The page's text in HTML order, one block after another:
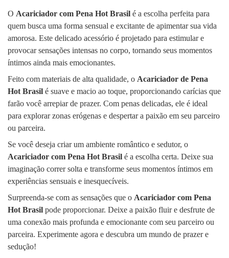
O Acariciador com Pena Hot Brasil é a escolha perfeita para
quem busca uma forma sensual e excitante de apimentar sua vida
amorosa. Este delicado acessório é projetado para estimular e
provocar sensações intensas no corpo, tornando seus momentos
íntimos ainda mais emocionantes.
Feito com materiais de alta qualidade, o Acariciador de Pena
Hot Brasil é suave e macio ao toque, proporcionando carícias que
farão você arrepiar de prazer. Com penas delicadas, ele é ideal
para explorar zonas erógenas e despertar a paixão em seu parceiro
ou parceira.
Se você deseja criar um ambiente romântico e sedutor, o
Acariciador com Pena Hot Brasil é a escolha certa. Deixe sua
imaginação correr solta e transforme seus momentos íntimos em
experiências sensuais e inesquecíveis.
Surpreenda-se com as sensações que o Acariciador com Pena
Hot Brasil pode proporcionar. Deixe a paixão fluir e desfrute de
uma conexão mais profunda e emocionante com seu parceiro ou
parceira. Experimente agora e descubra um mundo de prazer e
sedução!